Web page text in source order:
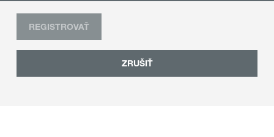
ZRUŠIŤ
REGISTROVAŤ